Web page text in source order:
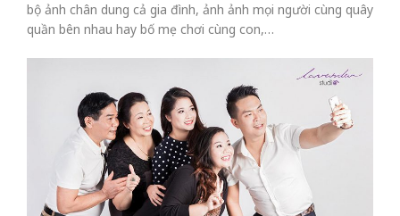
bộ ảnh chân dung cả gia đình, ảnh ảnh mọi người cùng quây
quần bên nhau hay bố mẹ chơi cùng con,…